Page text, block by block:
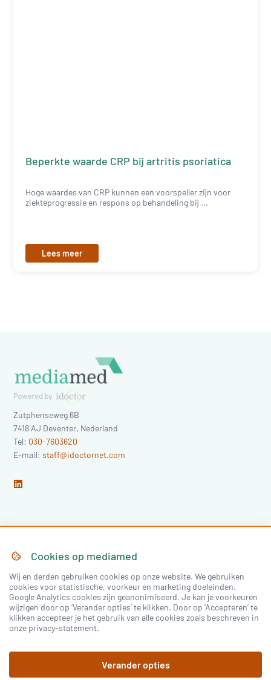
Beperkte waarde CRP bij artritis psoriatica
Hoge waardes van CRP kunnen een voorspeller zijn voor
ziekteprogressie en respons op behandeling bij ...
Lees meer
Zutphenseweg 6B
7418 AJ Deventer, Nederland
Tel: 030-7603620
E-mail:staff@idoctornet.com
Home
Nascholing Nieuws & Artikelen
Congressen
Cookies op mediamed
Wij en derden gebruiken cookies op onze website. We gebruiken
cookies voor statistische, voorkeur en marketing doeleinden.
Google Analytics cookies zijn geanonimiseerd. Je kan je voorkeuren
wijzigen door op ‘Verander opties’ te klikken. Door op ‘Accepteren’ te
klikken accepteer je het gebruik van alle cookies zoals beschreven in
onze privacy-statement.
Verander opties